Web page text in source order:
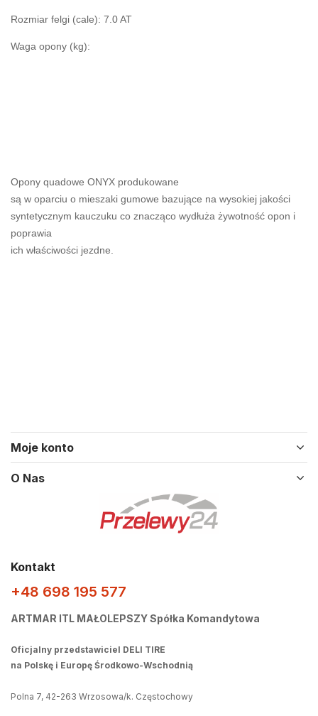
Rozmiar felgi (cale): 7.0 AT
Waga opony (kg):
Opony quadowe ONYX produkowane
są w oparciu o mieszaki gumowe bazujące na wysokiej jakości
syntetycznym kauczuku co znacząco wydłuża żywotność opon i
poprawia
ich właściwości jezdne.
Moje konto
O Nas
Kontakt
+48 698 195 577
ARTMAR ITL MAŁOLEPSZY Spółka Komandytowa
Oficjalny przedstawiciel DELI TIRE
na Polskę i Europę Środkowo-Wschodnią
Polna 7, 42-263 Wrzosowa/k. Częstochowy